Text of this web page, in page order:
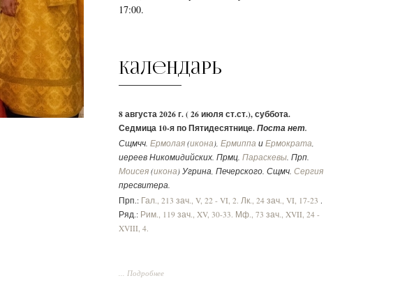
17:00.
Календарь
8 августа 2026 г. ( 26 июля ст.ст.), суббота.
Седмица 10-я по Пятидесятнице.Поста нет.
Сщмчч.Ермолая (икона),Ермиппа иЕрмократа,
иереев Никомидийских. Прмц.Параскевы. Прп.
Моисея (икона) Угрина, Печерского. Сщмч.Сергия
пресвитера.
Прп.: Гал., 213 зач., V, 22 - VI, 2. Лк., 24 зач., VI, 17-23 .
Ряд.: Рим., 119 зач., XV, 30-33. Мф., 73 зач., XVII, 24 -
XVIII, 4.
... Подробнее